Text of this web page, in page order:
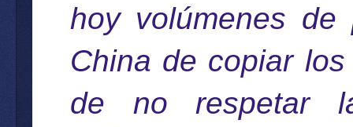
hoy volúmenes
China de copiar
de no respetar